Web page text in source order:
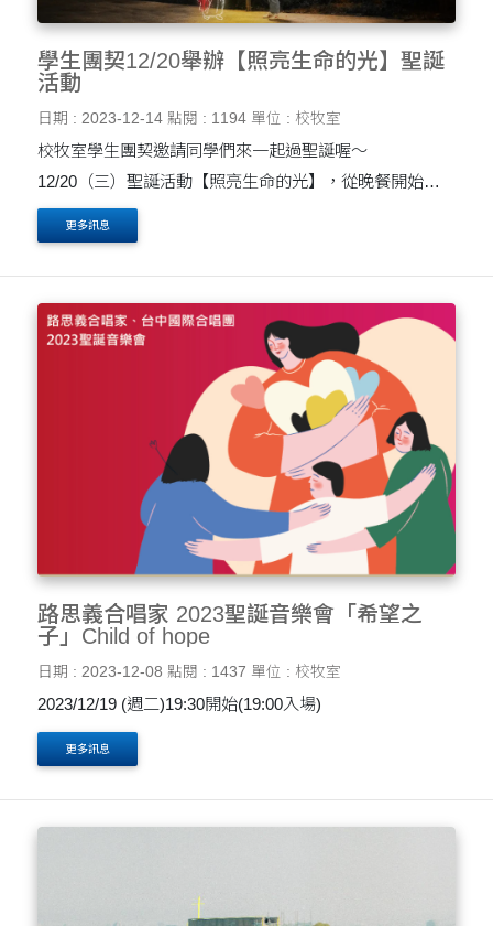
學生團契12/20舉辦【照亮生命的光】聖誕
活動
日期 : 2023-12-14 點閱 : 1194 單位 : 校牧室
校牧室學生團契邀請同學們來一起過聖誕喔～
12/20（三）聖誕活動【照亮生命的光】，從晚餐開始，
在詩歌、戲劇、分享中，體會聖誕節最重要的意義：耶穌
是生命的光～
更多訊息
路思義合唱家 2023聖誕音樂會「希望之
子」Child of hope
日期 : 2023-12-08 點閱 : 1437 單位 : 校牧室
2023/12/19 (週二)19:30開始(19:00入場)
更多訊息